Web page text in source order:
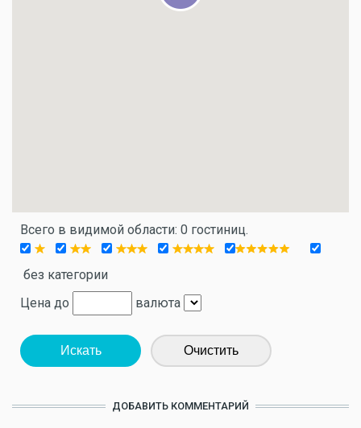
Всего в видимой области: 0 гостиниц.
без категории
Цена до
валюта
Искать Очистить
ДОБАВИТЬ КОММЕНТАРИЙ